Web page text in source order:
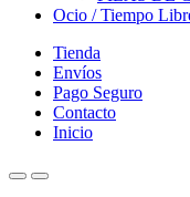
Ocio / Tiempo
Tienda
Envíos
Pago Seguro
Contacto
Inicio